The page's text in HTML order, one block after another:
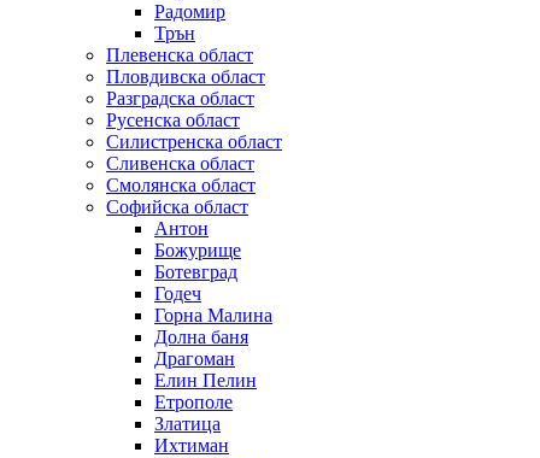
Радомир
Трън
Плевенска област
Пловдивска област
Разградска област
Русенска област
Силистренска област
Сливенска област
Смолянска област
Софийска област
Антон
Божурище
Ботевград
Годеч
Горна Малина
Долна баня
Драгоман
Елин Пелин
Етрополе
Златица
Ихтиман